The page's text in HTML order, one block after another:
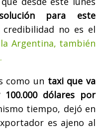
para este
no es el
Argentina, también
como un taxi que va
dólares por
tiempo, dejó en
es ajeno al